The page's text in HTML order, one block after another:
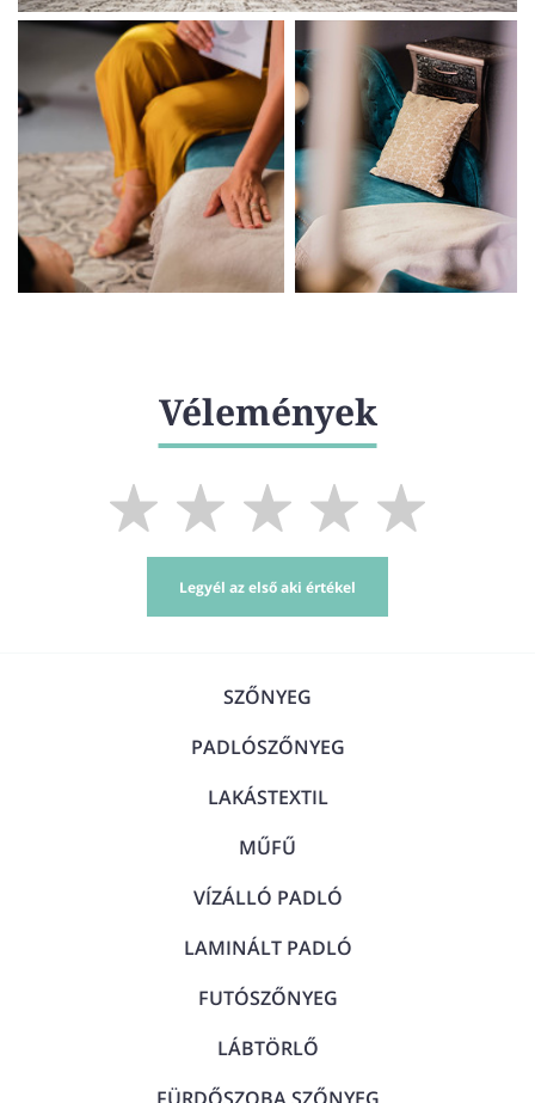
Vélemények
Legyél az első aki értékel
SZŐNYEG
PADLÓSZŐNYEG
LAKÁSTEXTIL
MŰFŰ
VÍZÁLLÓ PADLÓ
LAMINÁLT PADLÓ
FUTÓSZŐNYEG
LÁBTÖRLŐ